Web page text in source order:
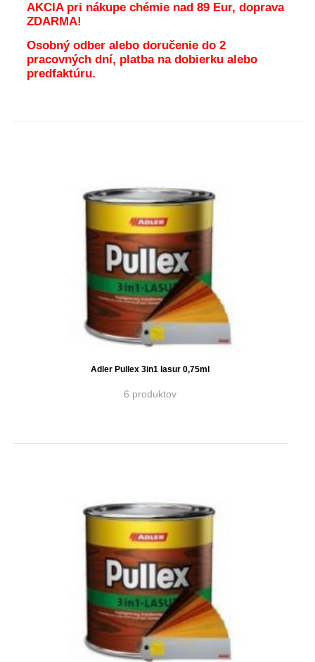
AKCIA pri nákupe chémie nad 89 Eur, doprava
ZDARMA!
Osobný odber alebo doručenie do 2
pracovných dní, platba na dobierku alebo
predfaktúru.
Adler Pullex 3in1 lasur 0,75ml
6 produktov